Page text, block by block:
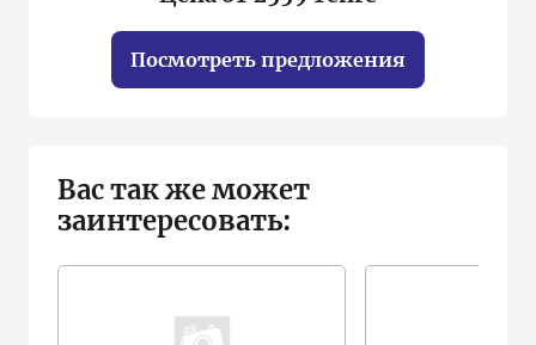
Посмотреть предложения
Вас так же может
заинтересовать: